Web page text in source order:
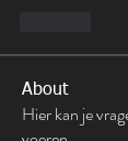
About
Hier kan je